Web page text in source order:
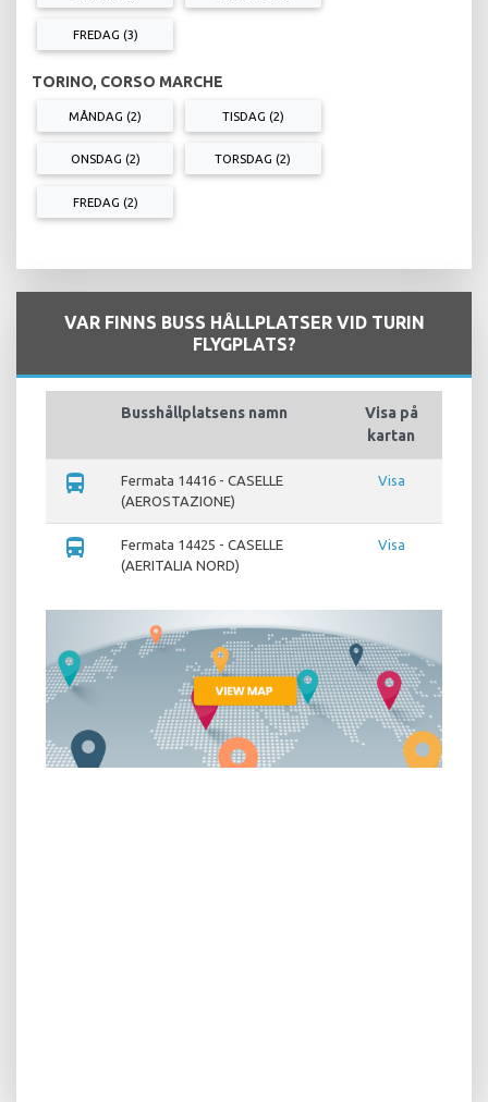
FREDAG (3)
TORINO, CORSO MARCHE
MÅNDAG (2) TISDAG (2)
ONSDAG (2) TORSDAG (2)
FREDAG (2)
VAR FINNS BUSS HÅLLPLATSER VID TURIN
FLYGPLATS?
Busshållplatsens namn
Visa på
kartan
directions_bus
Fermata 14416 - CASELLE
(AEROSTAZIONE)
Visa
directions_bus
Fermata 14425 - CASELLE
(AERITALIA NORD)
Visa